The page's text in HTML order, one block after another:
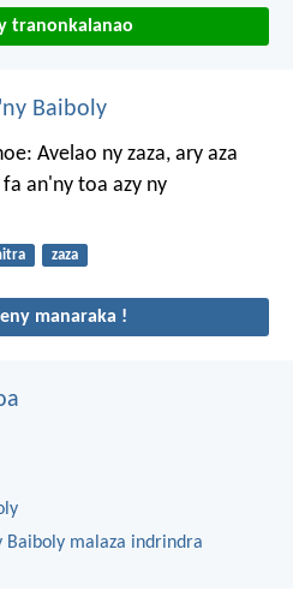
tranonkalanao
Baiboly
Avelao ny zaza, ary aza
an'ny toa azy ny
zaza
manaraka !
Baiboly malaza indrindra